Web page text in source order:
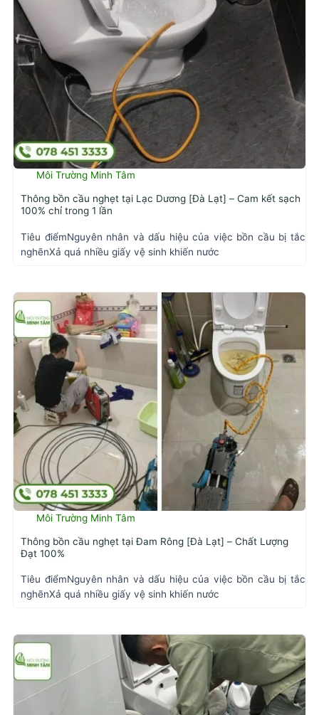
Môi Trường Minh Tâm
Thông bồn cầu nghẹt tại Lạc Dương [Đà Lạt] – Cam kết sạch
100% chỉ trong 1 lần
Tiêu điểmNguyên nhân và dấu hiệu của việc bồn cầu bị tắc
nghẽnXả quá nhiều giấy vệ sinh khiến nước
Môi Trường Minh Tâm
Thông bồn cầu nghẹt tại Đam Rông [Đà Lạt] – Chất Lượng
Đạt 100%
Tiêu điểmNguyên nhân và dấu hiệu của việc bồn cầu bị tắc
nghẽnXả quá nhiều giấy vệ sinh khiến nước